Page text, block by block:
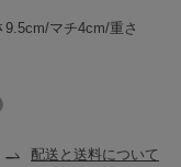
9.5cm/マチ4cm/重さ
配送と送料について